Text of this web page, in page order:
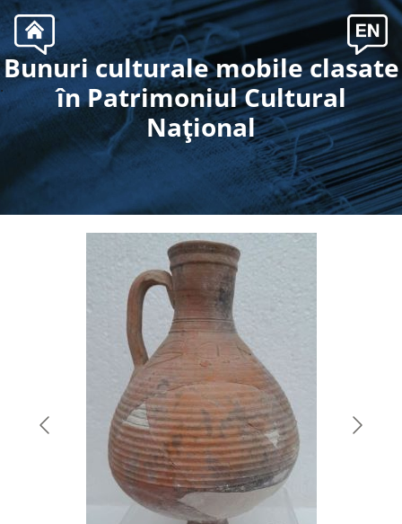
.
Bunuri culturale mobile clasate
în Patrimoniul Cultural
Naţional